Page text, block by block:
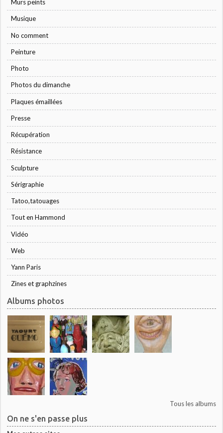
Murs peints
Musique
No comment
Peinture
Photo
Photos du dimanche
Plaques émaillées
Presse
Récupération
Résistance
Sculpture
Sérigraphie
Tatoo,tatouages
Tout en Hammond
Vidéo
Web
Yann Paris
Zines et graphzines
Albums photos
Tous les albums
On ne s'en passe plus